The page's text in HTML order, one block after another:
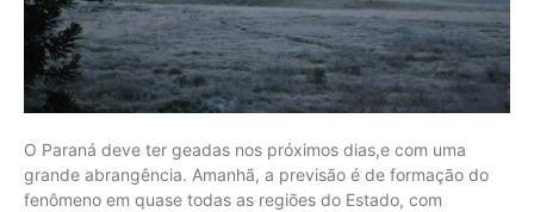
O Paraná deve ter geadas nos próximos dias,e com uma
grande abrangência. Amanhã, a previsão é de formação do
fenômeno em quase todas as regiões do Estado, com